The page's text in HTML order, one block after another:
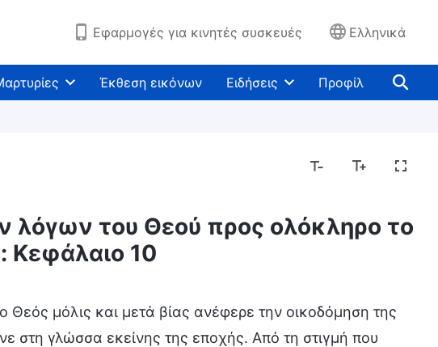
Εφαρμογές για κινητές συσκευές Ελληνικά
Έκθεση εικόνων Ειδήσεις Προφίλ
λόγων του Θεού προς ολόκληρο το
Κεφάλαιο 10
μόλις και μετά βίας ανέφερε την οικοδόμηση της
στη γλώσσα εκείνης της εποχής. Από τη στιγμή που